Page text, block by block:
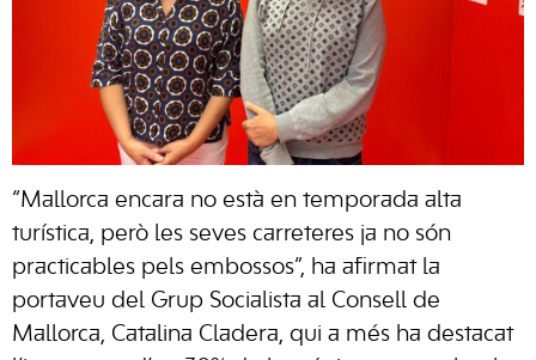
“Mallorca encara no està en temporada alta
turística, però les seves carreteres ja no són
practicables pels embossos”, ha afirmat la
portaveu del Grup Socialista al Consell de
Mallorca, Catalina Cladera, qui a més ha destacat